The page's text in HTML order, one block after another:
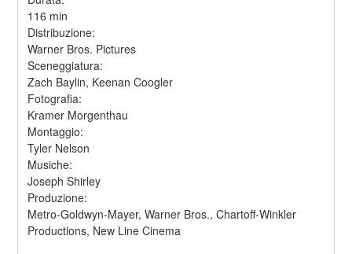
116 min
Distribuzione:
Warner Bros. Pictures
Sceneggiatura:
Zach Baylin, Keenan Coogler
Fotografia:
Kramer Morgenthau
Montaggio:
Tyler Nelson
Musiche:
Joseph Shirley
Produzione:
Metro-Goldwyn-Mayer, Warner Bros., Chartoff-Winkler
Productions, New Line Cinema